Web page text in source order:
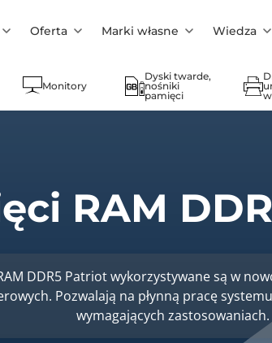
Oferta Marki własne Wiedza
Monitory
Dyski twarde,
nośniki
pamięci
RAM
DDR5 Patriot wykorzystywane są w
Pozwalają na płynną pracę
wymagających zastosowaniach.